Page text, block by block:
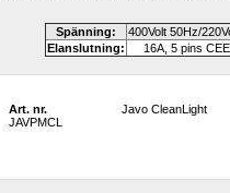
Spänning:
400Volt 50Hz/
Elanslutning: 16A, 5 pins
Art. nr.
JAVPMCL
Javo CleanLight